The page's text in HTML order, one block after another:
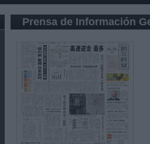
Prensa de Información